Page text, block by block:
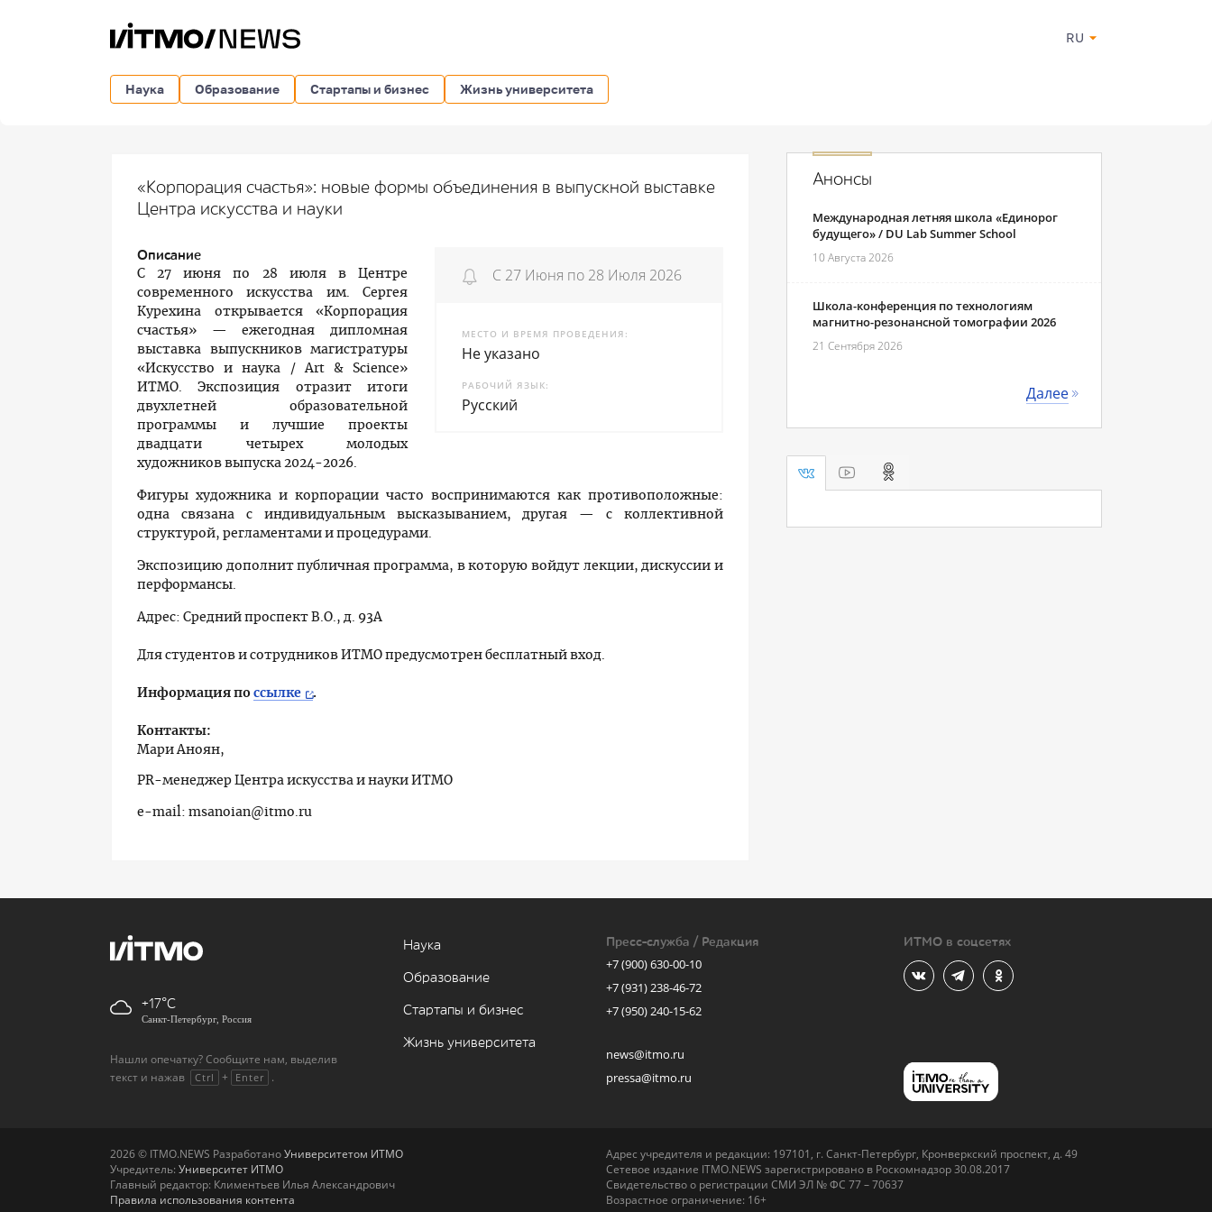
RU
Наука Образование Стартапы и бизнес Жизнь университета
«Корпорация счастья»: новые формы объединения в выпускной выставке
Центра искусства и науки
С 27 Июня по 28 Июля 2026
МЕСТО И ВРЕМЯ ПРОВЕДЕНИЯ
Не указано
РАБОЧИЙ ЯЗЫК
Русский
Описание
C 27 июня по 28 июля в Центре
современного искусства им. Сергея
Курехина открывается «Корпорация
счастья» — ежегодная дипломная
выставка выпускников магистратуры
«Искусство и наука / Art & Science»
ИТМО. Экспозиция отразит итоги
двухлетней образовательной
программы и лучшие проекты
двадцати четырех молодых
художников выпуска 2024-2026.
Фигуры художника и корпорации часто воспринимаются как противоположные:
одна связана с индивидуальным высказыванием, другая — с коллективной
структурой, регламентами и процедурами.
Экспозицию дополнит публичная программа, в которую войдут лекции, дискуссии и
перформансы.
Адрес: Средний проспект В.О., д. 93А
Для студентов и сотрудников ИТМО предусмотрен бесплатный вход.
Информация по ссылке .
Контакты:
Мари Аноян,
PR-менеджер Центра искусства и науки ИТМО
e-mail: msanoian@itmo.ru
Анонсы
Международная летняя школа «Единорог
будущего» / DU Lab Summer School
10 Августа 2026
Школа-конференция по технологиям
магнитно-резонансной томографии 2026
21 Сентября 2026
Далее
+17
Санкт-Петербург, Россия
Нашли опечатку? Сообщите нам, выделив
текст и нажав
Ctrl + Enter .
Наука
Образование
Стартапы и бизнес
Жизнь университета
Пресс-служба / Редакция
+7 (900) 630-00-10
+7 (931) 238-46-72
+7 (950) 240-15-62
news@itmo.ru
pressa@itmo.ru
ИТМО в соцсетях
2026 © ITMO.NEWS РазработаноУниверситетом ИТМО
Учредитель: Университет ИТМО
Главный редактор: Климентьев Илья Александрович
Правила использования контента
Адрес учредителя и редакции: 197101, г. Санкт-Петербург, Кронверкский проспект, д. 49
Сетевое издание ITMO.NEWS зарегистрировано в Роскомнадзор 30.08.2017
Свидетельство о регистрации СМИ ЭЛ № ФС 77 – 70637
Возрастное ограничение: 16+